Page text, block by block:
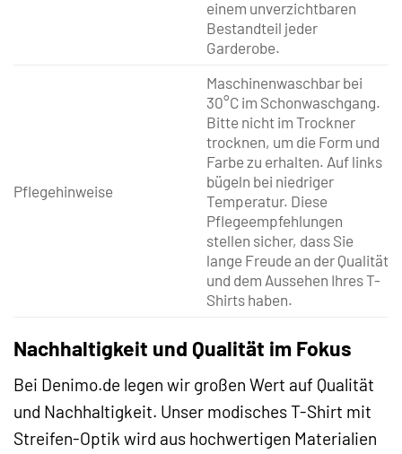
einem unverzichtbaren
Bestandteil jeder
Garderobe.
Pflegehinweise
Maschinenwaschbar bei
30°C im Schonwaschgang.
Bitte nicht im Trockner
trocknen, um die Form und
Farbe zu erhalten. Auf links
bügeln bei niedriger
Temperatur. Diese
Pflegeempfehlungen
stellen sicher, dass Sie
lange Freude an der Qualität
und dem Aussehen Ihres T-
Shirts haben.
Nachhaltigkeit und Qualität im Fokus
Bei Denimo.de legen wir großen Wert auf Qualität
und Nachhaltigkeit. Unser modisches T-Shirt mit
Streifen-Optik wird aus hochwertigen Materialien